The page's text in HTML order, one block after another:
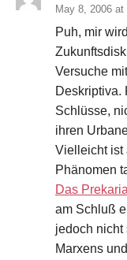
May 8, 2006 at
Puh, mir
Versuche
Deskriptiva.
Schlüsse,
ihren
Vielleicht ist
Phänomen
Das
am Schluß
jedoch nicht
Marxens